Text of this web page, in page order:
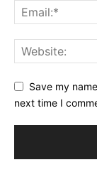
Save my
next time I